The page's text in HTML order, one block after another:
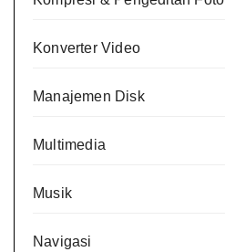
Konverter Video
Manajemen Disk
Multimedia
Musik
Navigasi